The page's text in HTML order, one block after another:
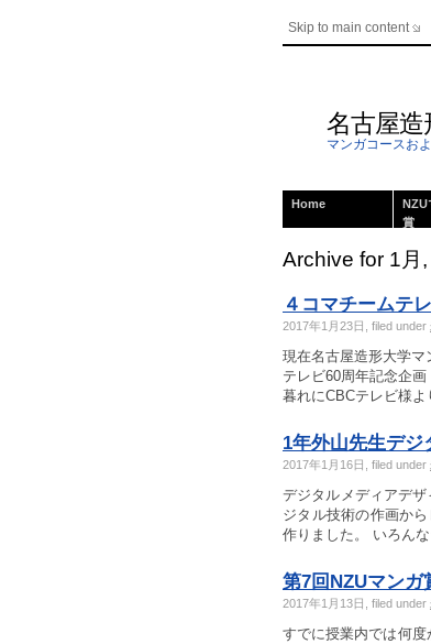
Skip to main content
名古屋
マンガコースお
Home
NZU
賞
Archive for 1月
４コマチームテ
2017年1月23日, filed under
現在名古屋造形大学
テレビ60周年記念企
暮れにCBCテレビ様
1年外山先生デジ
2017年1月16日, filed under
デジタルメディアデ
ジタル技術の作画か
作りました。 いろん
第7回NZUマンガ
2017年1月13日, filed under
すでに授業内では何